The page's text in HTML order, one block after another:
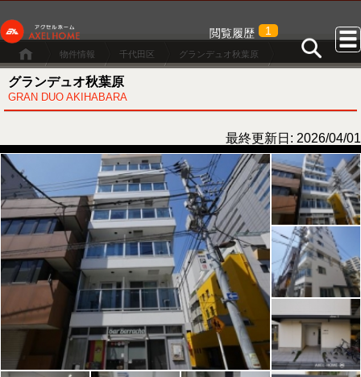
閲覧履歴 1
物件情報 千代田区 グランデュオ秋葉原
グランデュオ秋葉原
GRAN DUO AKIHABARA
最終更新日: 2026/04/01